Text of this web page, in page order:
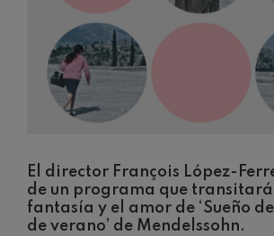
El director François López-
de un programa que
fantasía y el amor de ‘Sueño
de verano’ de Mendelssohn.
Johannes
para piano
Johannes
Ludwig
Sinfonía
Ludwig
Wolfgang
Concierto
Max Bruch
Robert
para violín
Robert